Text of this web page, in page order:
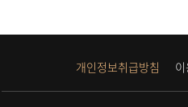
개인정보취급방침